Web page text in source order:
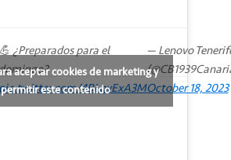
¿Preparados para el
4BLqvExA3M
— Lenovo
October 18, 2023
aceptar cookies de marketing y
permitir este contenido